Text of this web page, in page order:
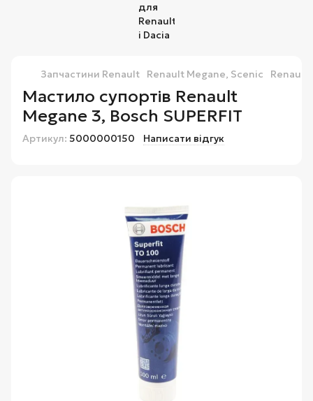
Запчастини Renault Renault Megane, Scenic Renault
Мастило супортів Renault
Megane 3, Bosch SUPERFIT
Артикул: 5000000150 Написати відгук